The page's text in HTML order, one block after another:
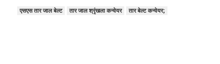
एसएस तार जाल बेल्ट तार जाल श्रृंखला कन्वेयर तार बेल्ट कन्वेयर;